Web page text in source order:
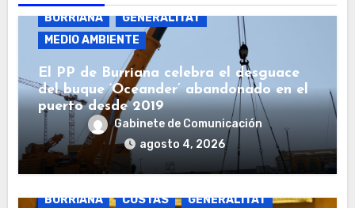
BURRIANA
GENERALITAT
MEDIO AMBIENTE
El PP de Burriana celebra el desguace
del buque ‘Oceander’ abandonado en el
puerto desde 2019
Gabinete de Comunicación
agosto 4, 2026
BURRIANA COSTAS
GENERALITAT